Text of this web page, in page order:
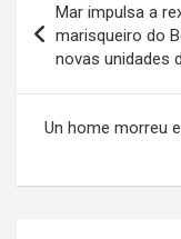
de
entradas
Mar impulsa a
marisqueiro do
novas unidades
Un home morreu